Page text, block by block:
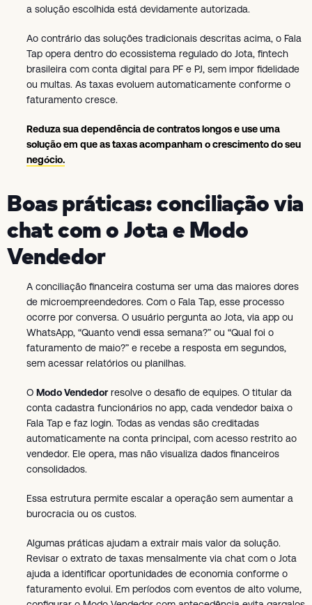
a solução escolhida está devidamente autorizada.
Ao contrário das soluções tradicionais descritas acima, o Fala
Tap opera dentro do ecossistema regulado do Jota, fintech
brasileira com conta digital para PF e PJ, sem impor fidelidade
ou multas. As taxas evoluem automaticamente conforme o
faturamento cresce.
Reduza sua dependência de contratos longose use uma
solução em que as taxas acompanham o crescimento do seu
negócio.
Boas práticas: conciliação via
chat com o Jota e Modo
Vendedor
A conciliação financeira costuma ser uma das maiores dores
de microempreendedores. Com o Fala Tap, esse processo
ocorre por conversa. O usuário pergunta ao Jota, via app ou
WhatsApp, “Quanto vendi essa semana?” ou “Qual foi o
faturamento de maio?” e recebe a resposta em segundos,
sem acessar relatórios ou planilhas.
O Modo Vendedorresolve o desafio de equipes. O titular da
conta cadastra funcionários no app, cada vendedor baixa o
Fala Tap e faz login. Todas as vendas são creditadas
automaticamente na conta principal, com acesso restrito ao
vendedor. Ele opera, mas não visualiza dados financeiros
consolidados.
Essa estrutura permite escalar a operação sem aumentar a
burocracia ou os custos.
Algumas práticas ajudam a extrair mais valor da solução.
Revisar o extrato de taxas mensalmente via chat com o Jota
ajuda a identificar oportunidades de economia conforme o
faturamento evolui. Em períodos com eventos de alto volume,